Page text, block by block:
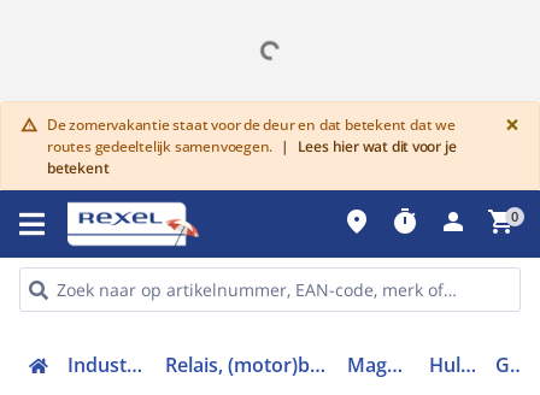
warning De zomervakantie staat voor de deur en dat betekent dat we
routes gedeeltelijk samenvoegen. |
Lees hier wat dit voor je
betekent
×
place timer person shopping_cart0
Industriele componenten Relais, (motor)beveiliging en magneetschakelaars Magneetschakelaars Hulpcontactblok GVAE11